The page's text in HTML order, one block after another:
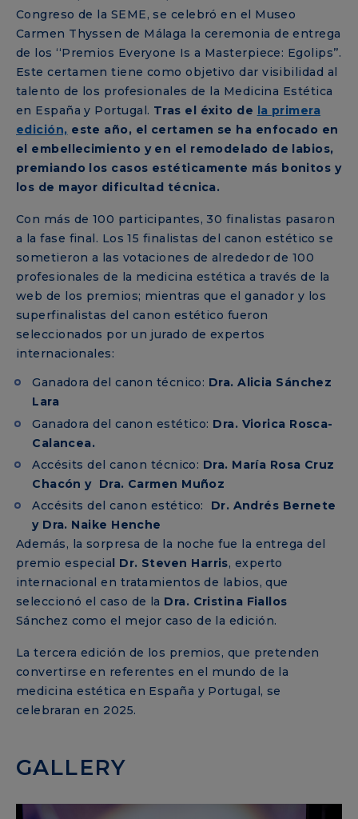
Congreso de la SEME, se celebró en el Museo
Carmen Thyssen de Málaga la ceremonia de entrega
de los ‘‘Premios Everyone Is a Masterpiece: Egolips’’.
Este certamen tiene como objetivo dar visibilidad al
talento de los profesionales de la Medicina Estética
en España y Portugal. Tras el éxito de la primera
edición, este año, el certamen se ha enfocado en
el embellecimiento y en el remodelado de labios,
premiando los casos estéticamente más bonitos y
los de mayor dificultad técnica.
Con más de 100 participantes, 30 finalistas pasaron
a la fase final. Los 15 finalistas del canon estético se
sometieron a las votaciones de alrededor de 100
profesionales de la medicina estética a través de la
web de los premios; mientras que el ganador y los
superfinalistas del canon estético fueron
seleccionados por un jurado de expertos
internacionales:
Ganadora del canon técnico: Dra. Alicia Sánchez
Lara
Ganadora del canon estético: Dra. Viorica Rosca-
Calancea.
Accésits del canon técnico: Dra. María Rosa Cruz
Chacón y Dra. Carmen Muñoz
Accésits del canon estético: Dr. Andrés Bernete
y Dra. Naike Henche
Además, la sorpresa de la noche fue la entrega del
premio especial Dr. Steven Harris, experto
internacional en tratamientos de labios, que
seleccionó el caso de la Dra. Cristina Fiallos
Sánchez como el mejor caso de la edición.
La tercera edición de los premios, que pretenden
convertirse en referentes en el mundo de la
medicina estética en España y Portugal, se
celebraran en 2025.
GALLERY